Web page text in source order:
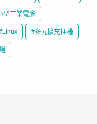
型工業電腦
#多元擴充插槽